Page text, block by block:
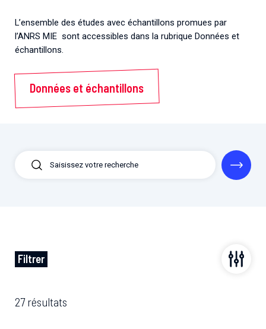
L’ensemble des études avec échantillons promues par
l’ANRS MIE sont accessibles dans la rubrique Données et
échantillons.
Données et échantillons
Filtrer
27 résultats